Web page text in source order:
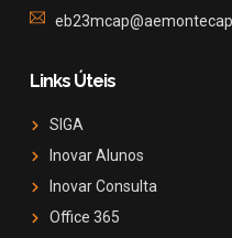
Links Úteis
SIGA
Inovar Alunos
Inovar Consulta
Office 365